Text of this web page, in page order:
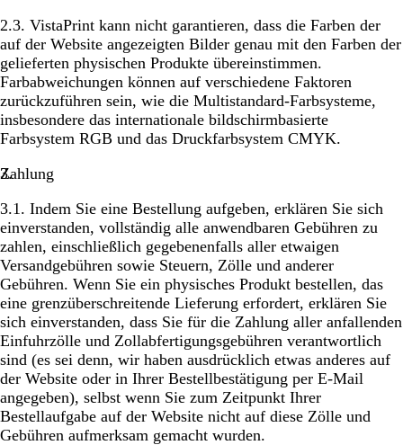
2.3. VistaPrint kann nicht garantieren, dass die Farben der
auf der Website angezeigten Bilder genau mit den Farben der
gelieferten physischen Produkte übereinstimmen.
Farbabweichungen können auf verschiedene Faktoren
zurückzuführen sein, wie die Multistandard-Farbsysteme,
insbesondere das internationale bildschirmbasierte
Farbsystem RGB und das Druckfarbsystem CMYK.
Zahlung
3.1. Indem Sie eine Bestellung aufgeben, erklären Sie sich
einverstanden, vollständig alle anwendbaren Gebühren zu
zahlen, einschließlich gegebenenfalls aller etwaigen
Versandgebühren sowie Steuern, Zölle und anderer
Gebühren. Wenn Sie ein physisches Produkt bestellen, das
eine grenzüberschreitende Lieferung erfordert, erklären Sie
sich einverstanden, dass Sie für die Zahlung aller anfallenden
Einfuhrzölle und Zollabfertigungsgebühren verantwortlich
sind (es sei denn, wir haben ausdrücklich etwas anderes auf
der Website oder in Ihrer Bestellbestätigung per E-Mail
angegeben), selbst wenn Sie zum Zeitpunkt Ihrer
Bestellaufgabe auf der Website nicht auf diese Zölle und
Gebühren aufmerksam gemacht wurden.